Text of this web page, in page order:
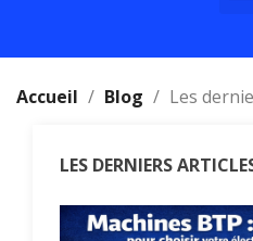
Accueil Blog Les
LES DERNIERS